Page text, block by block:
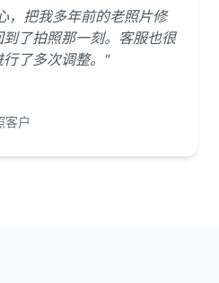
，把我多年前的老照片修
了拍照那一刻。客服也很
了多次调整。"
客户